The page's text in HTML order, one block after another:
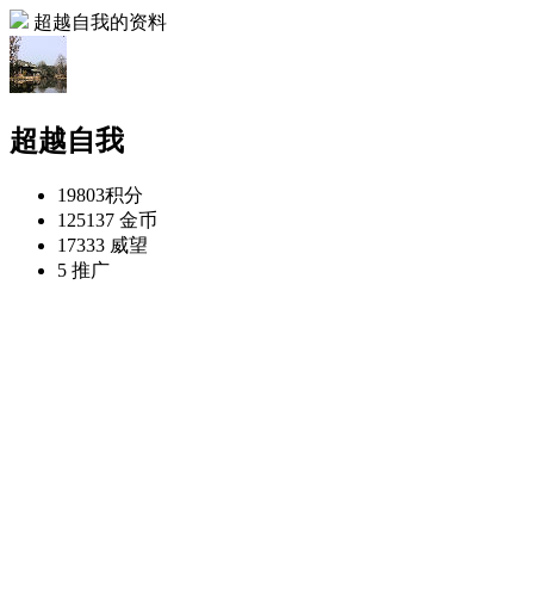
超越自我的资料
超越自我
19803积分
125137 金币
17333 威望
5 推广